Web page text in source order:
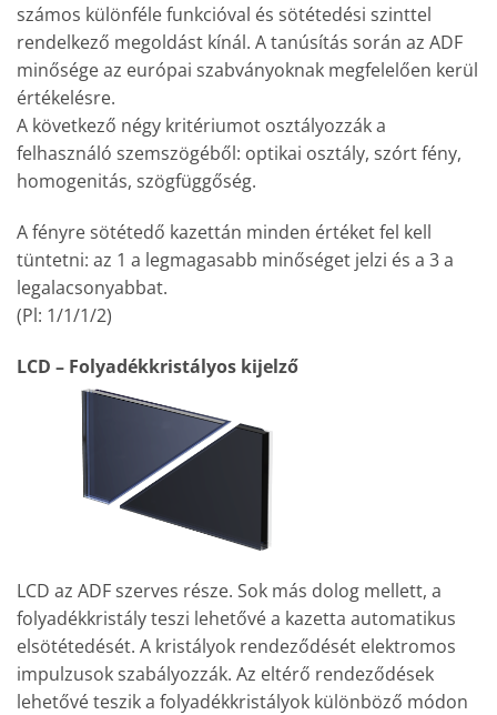
számos különféle funkcióval és sötétedési szinttel
rendelkező megoldást kínál. A tanúsítás során az ADF
minősége az európai szabványoknak megfelelően kerül
értékelésre.
A következő négy kritériumot osztályozzák a
felhasználó szemszögéből: optikai osztály, szórt fény,
homogenitás, szögfüggőség.
A fényre sötétedő kazettán minden értéket fel kell
tüntetni: az 1 a legmagasabb minőséget jelzi és a 3 a
legalacsonyabbat.
(Pl: 1/1/1/2)
LCD – Folyadékkristályos kijelző
LCD az ADF szerves része. Sok más dolog mellett, a
folyadékkristály teszi lehetővé a kazetta automatikus
elsötétedését. A kristályok rendeződését elektromos
impulzusok szabályozzák. Az eltérő rendeződések
lehetővé teszik a folyadékkristályok különböző módon